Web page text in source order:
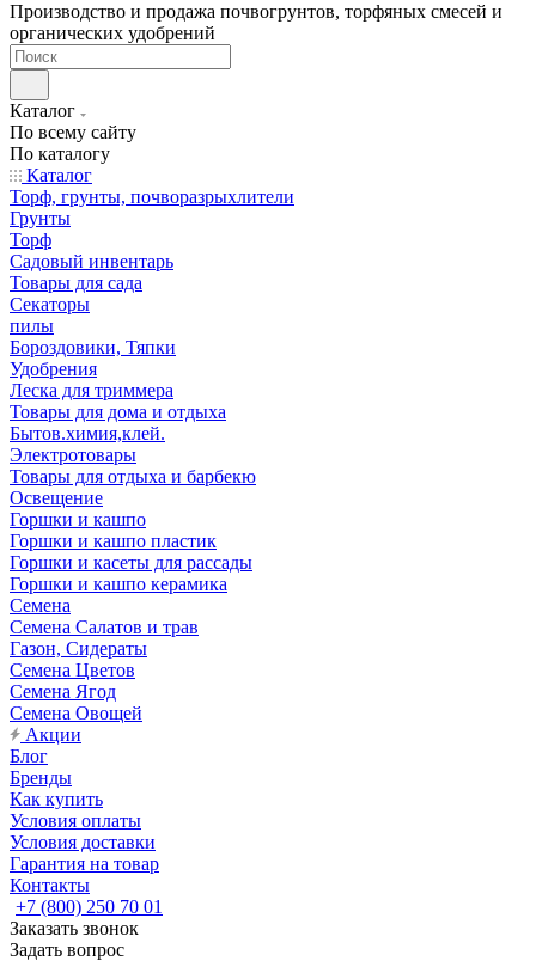
Производство и продажа почвогрунтов, торфяных смесей и
органических удобрений
Каталог
По всему сайту
По каталогу
Каталог
Торф, грунты, почворазрыхлители
Грунты
Торф
Садовый инвентарь
Товары для сада
Секаторы
пилы
Бороздовики, Тяпки
Удобрения
Леска для триммера
Товары для дома и отдыха
Бытов.химия,клей.
Электротовары
Товары для отдыха и барбекю
Освещение
Горшки и кашпо
Горшки и кашпо пластик
Горшки и касеты для рассады
Горшки и кашпо керамика
Семена
Семена Салатов и трав
Газон, Сидераты
Семена Цветов
Семена Ягод
Семена Овощей
Акции
Блог
Бренды
Как купить
Условия оплаты
Условия доставки
Гарантия на товар
Контакты
+7 (800) 250 70 01
Заказать звонок
Задать вопрос